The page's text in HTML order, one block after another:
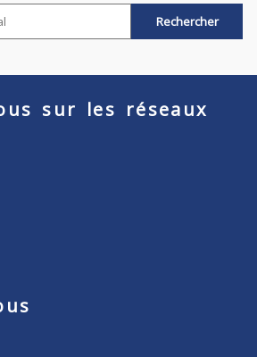
postal
sur les réseaux